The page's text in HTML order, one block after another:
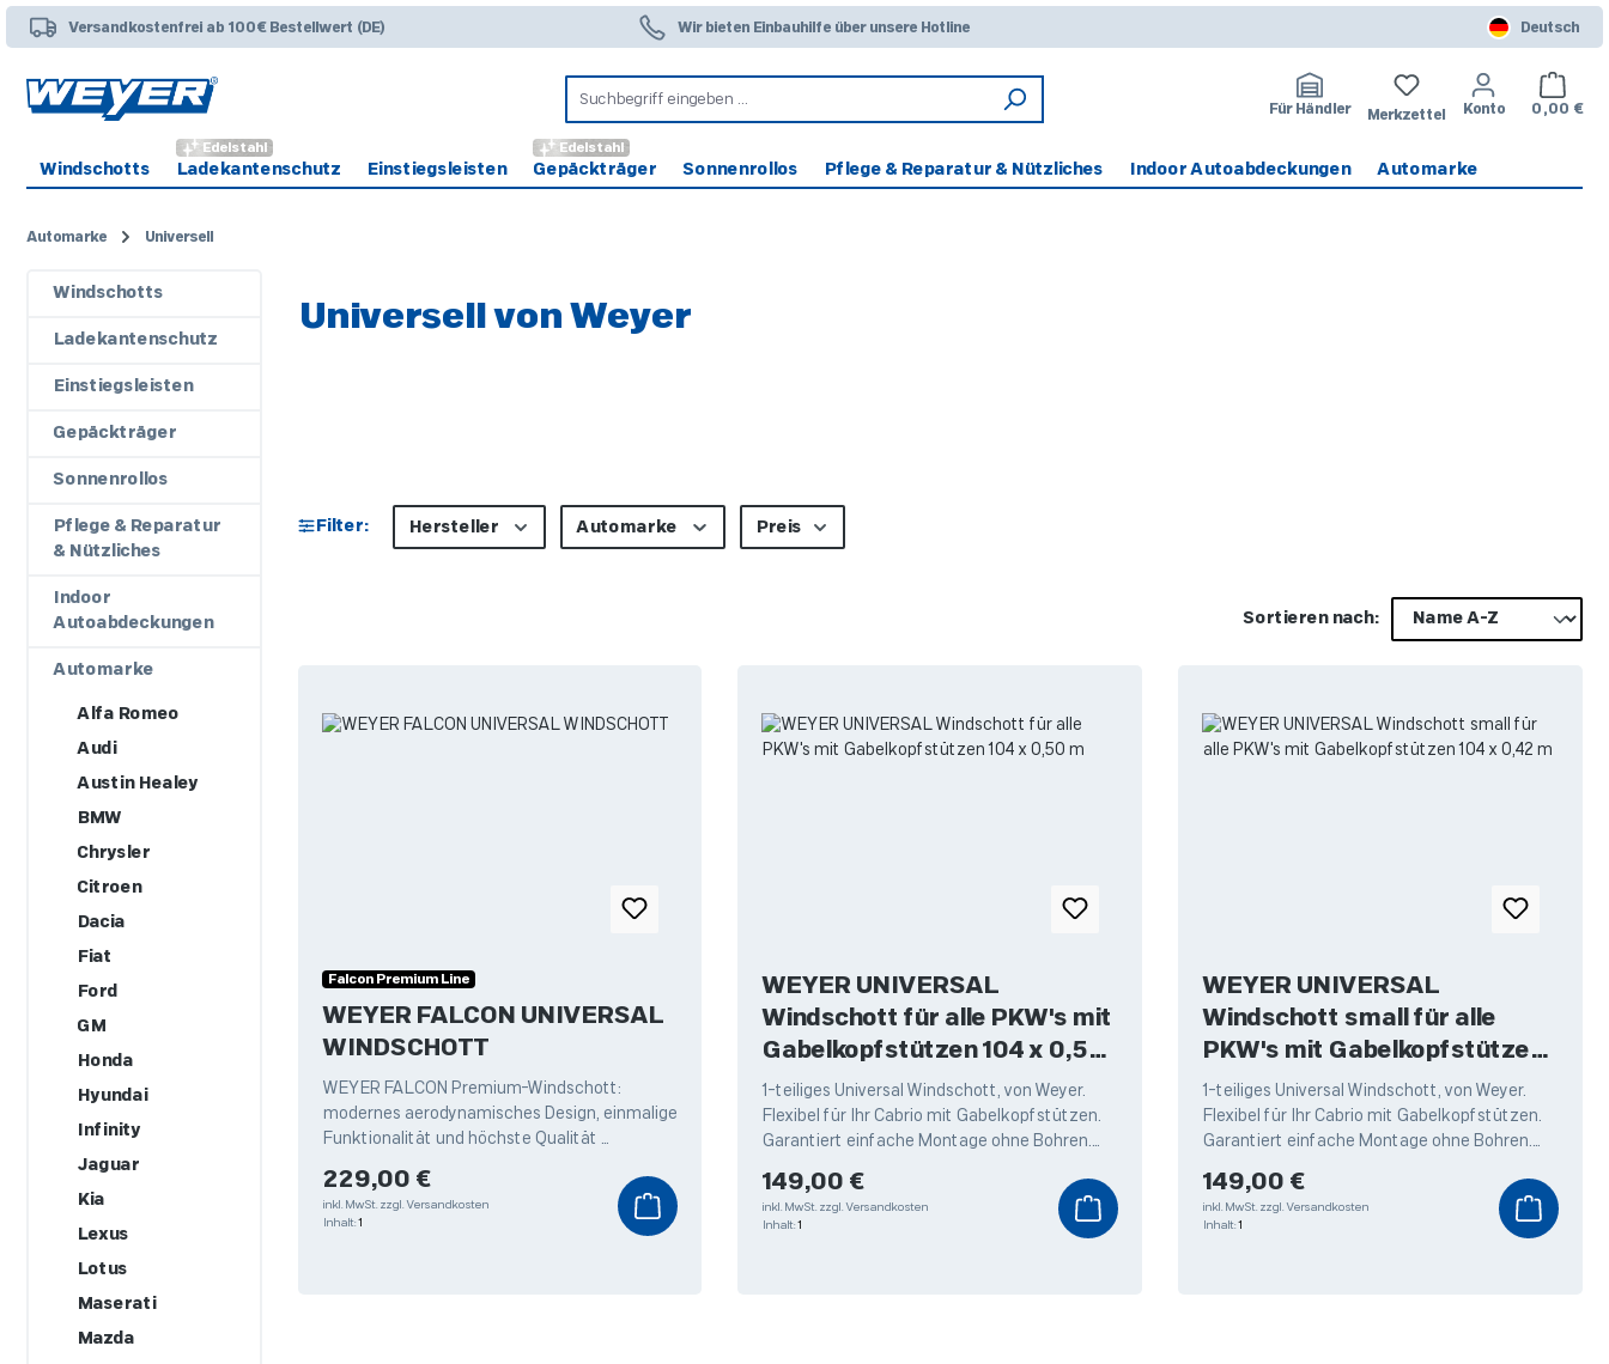
Hauptinhalt springen
Zur Suche springen
Zur Hauptnavigation springen
Versandkostenfrei ab 100€ Bestellwert (DE) Wir bieten Einbauhilfe über unsere Hotline Deutsch
Für Händler Merkzettel Konto 0,00 €
Windschotts Ladekantenschutz
Edelstahl
Einstiegsleisten Gepäckträger
Edelstahl
Sonnenrollos Pflege & Reparatur & Nützliches Indoor Autoabdeckungen Automarke
Automarke Universell
Windschotts
Ladekantenschutz
Einstiegsleisten
Gepäckträger
Sonnenrollos
Pflege & Reparatur
& Nützliches
Indoor
Autoabdeckungen
Automarke
Alfa Romeo
Audi
Austin Healey
BMW
Chrysler
Citroen
Dacia
Fiat
Ford
GM
Honda
Hyundai
Infinity
Jaguar
Kia
Lexus
Lotus
Maserati
Mazda
Universell von Weyer
Filter: Hersteller Automarke Preis
Sortieren nach:
Falcon Premium Line
WEYER FALCON UNIVERSAL
WINDSCHOTT
WEYER FALCON Premium-Windschott:
modernes aerodynamisches Design, einmalige
Funktionalität und höchste Qualität
Fahrzeuge
Regulärer Preis:
229,00 €
inkl. MwSt. zzgl. Versandkosten
Inhalt: 1
WEYER UNIVERSAL
Windschott für alle PKW's mit
Gabelkopfstützen 104 x 0,50
m
1-teiliges Universal Windschott, von Weyer.
Flexibel für Ihr Cabrio mit Gabelkopfstützen.
Garantiert einfache Montage ohne Bohren.
Regulärer Preis:
149,00 €
inkl. MwSt. zzgl. Versandkosten
Inhalt:1
WEYER UNIVERSAL
Windschott small für alle
PKW's mit Gabelkopfstützen
104 x 0,42 m
1-teiliges Universal Windschott, von Weyer.
Flexibel für Ihr Cabrio mit Gabelkopfstützen.
Garantiert einfache Montage ohne Bohren.
Regulärer Preis:
149,00 €
inkl. MwSt. zzgl. Versandkosten
Inhalt:1